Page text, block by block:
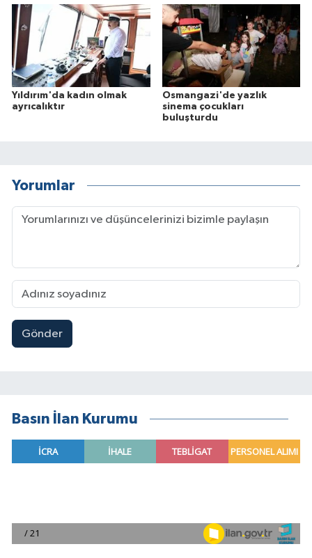
Yıldırım'da kadın olmak
ayrıcalıktır
Osmangazi'de yazlık
sinema çocukları
buluşturdu
Yorumlar
Gönder
Basın İlan Kurumu